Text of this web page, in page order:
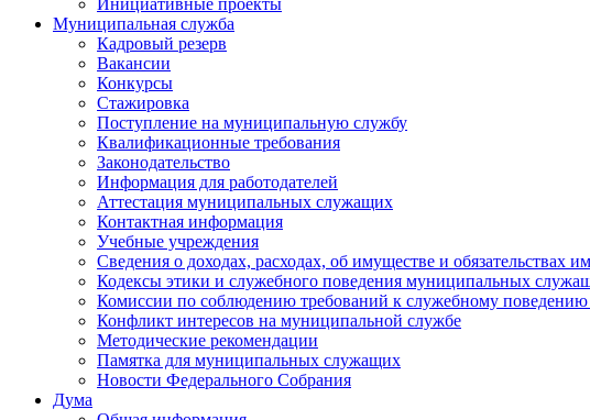
Инициативные проекты
Муниципальная служба
Кадровый резерв
Вакансии
Конкурсы
Стажировка
Поступление на муниципальную службу
Квалификационные требования
Законодательство
Информация для работодателей
Аттестация муниципальных служащих
Контактная информация
Учебные учреждения
Сведения о доходах, расходах, об имуществе и обязательствах
Кодексы этики и служебного поведения муниципальных
Комиссии по соблюдению требований к служебному
Конфликт интересов на муниципальной службе
Методические рекомендации
Памятка для муниципальных служащих
Новости Федерального Cобрания
Дума